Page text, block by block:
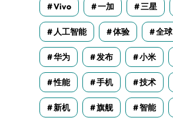
Vivo 一加 三星
人工智能 体验 全球
华为 发布 小米
性能 手机 技术
新机 旗舰 智能